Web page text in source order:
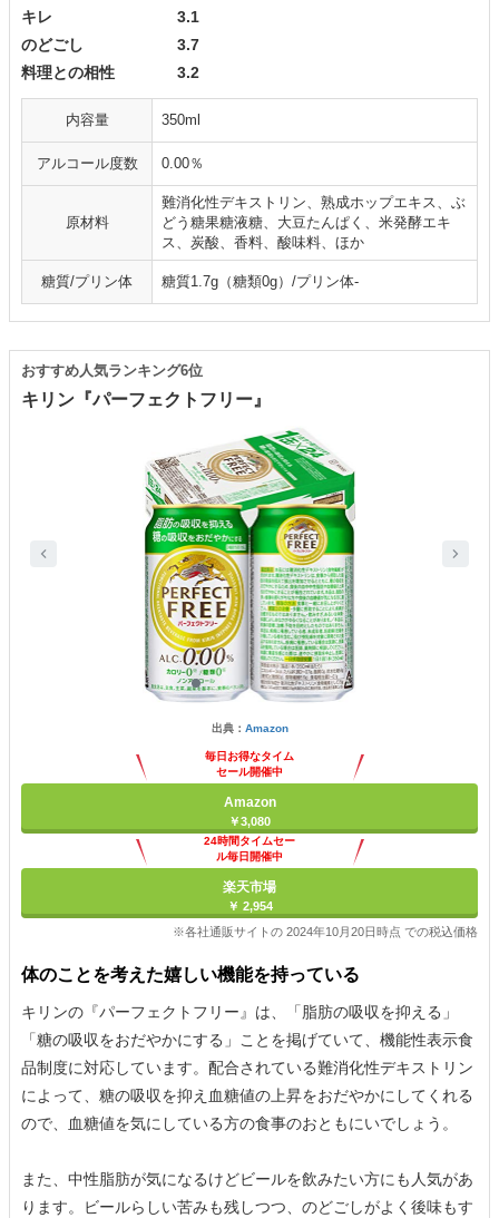
キレ 3.1
のどごし 3.7
料理との相性 3.2
内容量 350ml
アルコール度数 0.00％
原材料
難消化性デキストリン、熟成ホップエキス、ぶ
どう糖果糖液糖、大豆たんぱく、米発酵エキ
ス、炭酸、香料、酸味料、ほか
糖質/プリン体 糖質1.7g（糖類0g）/プリン体-
キリン『パーフェクトフリー』
おすすめ人気ランキング6位
出典： Amazon
毎日お得なタイム
セール開催中
Amazon
￥3,080
24時間タイムセー
ル毎日開催中
楽天市場
￥ 2,954
※各社通販サイトの 2024年10月20日時点 での税込価格
体のことを考えた嬉しい機能を持っている
キリンの『パーフェクトフリー』は、「脂肪の吸収を抑える」
「糖の吸収をおだやかにする」ことを掲げていて、機能性表示食
品制度に対応しています。配合されている難消化性デキストリン
によって、糖の吸収を抑え血糖値の上昇をおだやかにしてくれる
ので、血糖値を気にしている方の食事のおともにいでしょう。
また、中性脂肪が気になるけどビールを飲みたい方にも人気があ
ります。ビールらしい苦みも残しつつ、のどごしがよく後味もす